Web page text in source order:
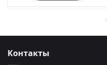
Контакты